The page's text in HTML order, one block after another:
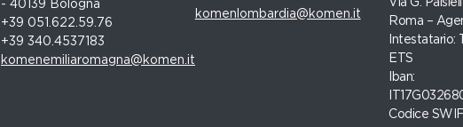
- 40139 Bologna
+39 051.622.59.76
+39 340.4537183
komenemiliaromagna@komen.it
komenlombardia@komen.it
Roma –
Intestatario:
ETS
Iban:
Codice